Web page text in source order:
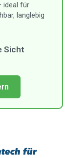
ideal für
langlebig
Sicht
für